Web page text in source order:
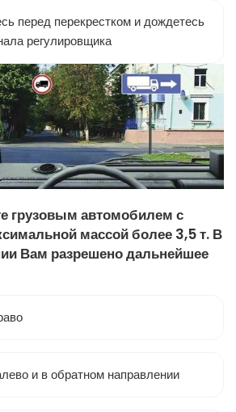
перед перекрестком и дождетесь
регулировщика
грузовым автомобилем с
массой более 3,5 т. В
Вам разрешено дальнейшее
и в обратном направлении